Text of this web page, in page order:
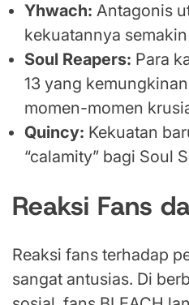
Yhwach: Antagonis
kekuatannya
Soul Reapers: Para
13 yang
momen-momen
Quincy: Kekuatan
“calamity” bagi Soul
Reaksi Fans
Reaksi fans terhadap
sangat antusias. Di